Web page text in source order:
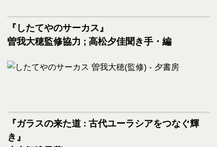
『したてやのサーカス』
曽我大穂監修協力 ; 高松夕佳聞き手・編
『ガラスの来た道 : 古代ユーラシアをつなぐ輝
き』